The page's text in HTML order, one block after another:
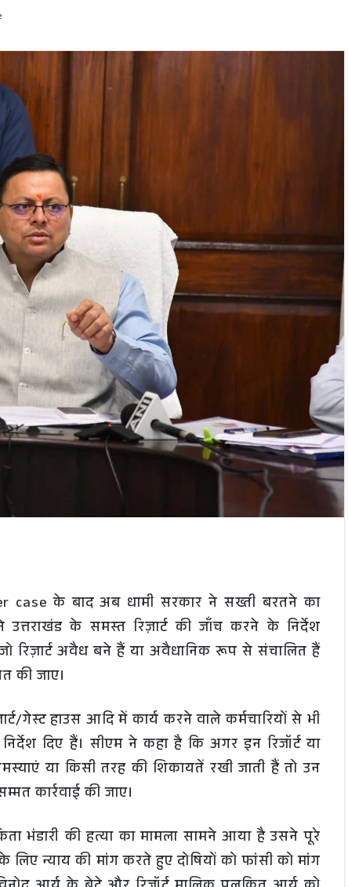
case के बाद अब धामी सरकार ने सख्ती बरतने का
के समस्त रिज़ार्ट की जाँच करने के निर्देश
रिज़ार्ट अवैध बने हैं या अवैधानिक रूप से संचालित हैं
की जाए।
गेस्ट हाउस आदि में कार्य करने वाले कर्मचारियों से भी
दिए हैं। सीएम ने कहा है कि अगर इन रिजॉर्ट या
या किसी तरह की शिकायतें रखी जाती हैं तो उन
कार्रवाई की जाए।
भंडारी की हत्या का मामला सामने आया है उसने पूरे
लिए न्याय की मांग करते हुए दोषियों को फांसी को मांग